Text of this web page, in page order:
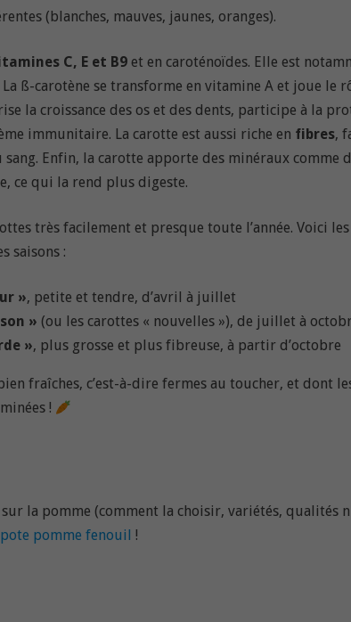
(blanches, mauves, jaunes, oranges).
C, E et B9 et en caroténoïdes. Elle est
ß-carotène se transforme en vitamine A et joue le
la croissance des os et des dents, participe à la
immunitaire. La carotte est aussi riche en fibres,
Enfin, la carotte apporte des minéraux comme
ce qui la rend plus digeste.
très facilement et presque toute l’année. Voici
saisons :
», petite et tendre, d’avril à juillet
» (ou les carottes « nouvelles »), de juillet à
», plus grosse et plus fibreuse, à partir d’octobre
fraîches, c’est-à-dire fermes au toucher, et dont
!
la pomme (comment la choisir, variétés, qualités
pomme fenouil !